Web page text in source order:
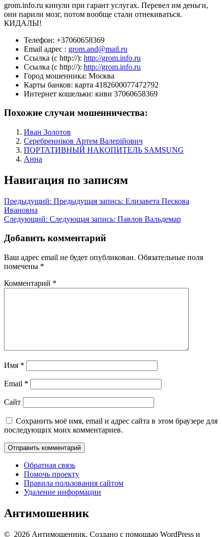
grom.info.ru кинули при гарант услугах. Перевел им деньги,
они парили мозг, потом вообще стали отнекиваться.
КИДАЛЫ!
Телефон: +37060658369
Email адрес : grom.and@mail.ru
Ссылка (с http://): http://grom.info.ru
Ссылка (с http://): http://grom.info.ru
Город мошенника: Москва
Карты банков: карта 4182600077472792
Интернет кошельки: киви 37060658369
Похожие случаи мошенничества:
Иван Золотов
Серебренніков Артем Валерійович
ПОРТАТИВНЫЙ НАКОПИТЕЛЬ SAMSUNG
Анна
Навигация по записям
Предыдущий: Предыдущая запись: Елизавета Пескова
Ивановна
Следующий: Следующая запись: Павлов Вальдемар
Добавить комментарий
Ваш адрес email не будет опубликован. Обязательные поля
помечены *
Комментарий *
Имя *
Email *
Сайт
Сохранить моё имя, email и адрес сайта в этом браузере для
последующих моих комментариев.
Обратная связь
Помочь проекту
Правила пользования сайтом
Удаление информации
Антимошенник
© 2026 Антимошенник. Создано с помощью WordPress и